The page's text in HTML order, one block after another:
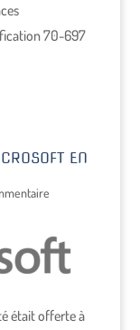
70-697
EN
était offerte à